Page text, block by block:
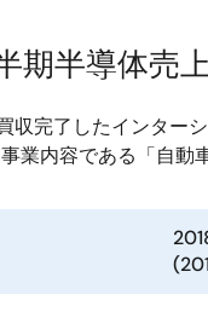
期半導体売上
収完了したインター
業内容である「自動